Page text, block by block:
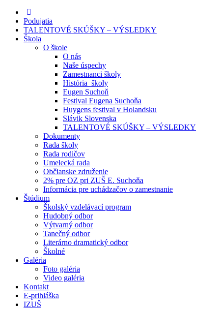
Podujatia
TALENTOVÉ SKÚŠKY – VÝSLEDKY
Škola
O škole
O nás
Naše úspechy
Zamestnanci školy
História školy
Eugen Suchoň
Festival Eugena Suchoňa
Huygens festival v Holandsku
Slávik Slovenska
TALENTOVÉ SKÚŠKY – VÝSLEDKY
Dokumenty
Rada školy
Rada rodičov
Umelecká rada
Občianske združenie
2% pre OZ pri ZUŠ E. Suchoňa
Informácia pre uchádzačov o zamestnanie
Štúdium
Školský vzdelávací program
Hudobný odbor
Výtvarný odbor
Tanečný odbor
Literárno dramatický odbor
Školné
Galéria
Foto galéria
Video galéria
Kontakt
E-prihláška
IZUŠ